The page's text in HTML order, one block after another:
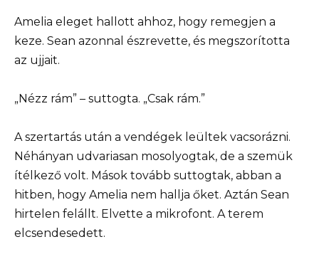
Amelia eleget hallott ahhoz, hogy remegjen a
keze. Sean azonnal észrevette, és megszorította
az ujjait.
„Nézz rám” – suttogta. „Csak rám.”
A szertartás után a vendégek leültek vacsorázni.
Néhányan udvariasan mosolyogtak, de a szemük
ítélkező volt. Mások tovább suttogtak, abban a
hitben, hogy Amelia nem hallja őket. Aztán Sean
hirtelen felállt. Elvette a mikrofont. A terem
elcsendesedett.